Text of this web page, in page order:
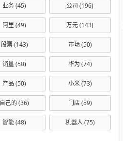
业务(45) 公司 (196)
阿里 (49) 万元(143)
股票(143) 市场(50)
销量(50) 华为 (74)
产品 (50) 小米(73)
自己的 (36) 门店(59)
智能(48) 机器人(75)